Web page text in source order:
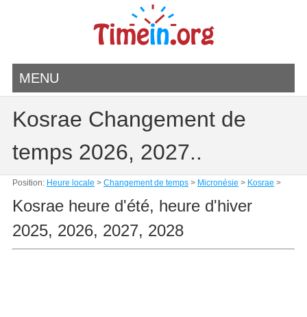
MENU
Kosrae Changement de
temps 2026, 2027..
Position: Heure locale > Changement de temps> Micronésie > Kosrae >
Kosrae heure d'été, heure d'hiver
2025, 2026, 2027, 2028